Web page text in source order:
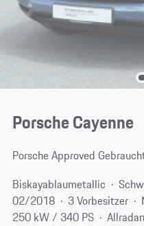
Porsche Cayenne
Porsche Approved
Biskayablaumetallic
02/2018
3 Vorbesitzer
250 kW / 340 PS